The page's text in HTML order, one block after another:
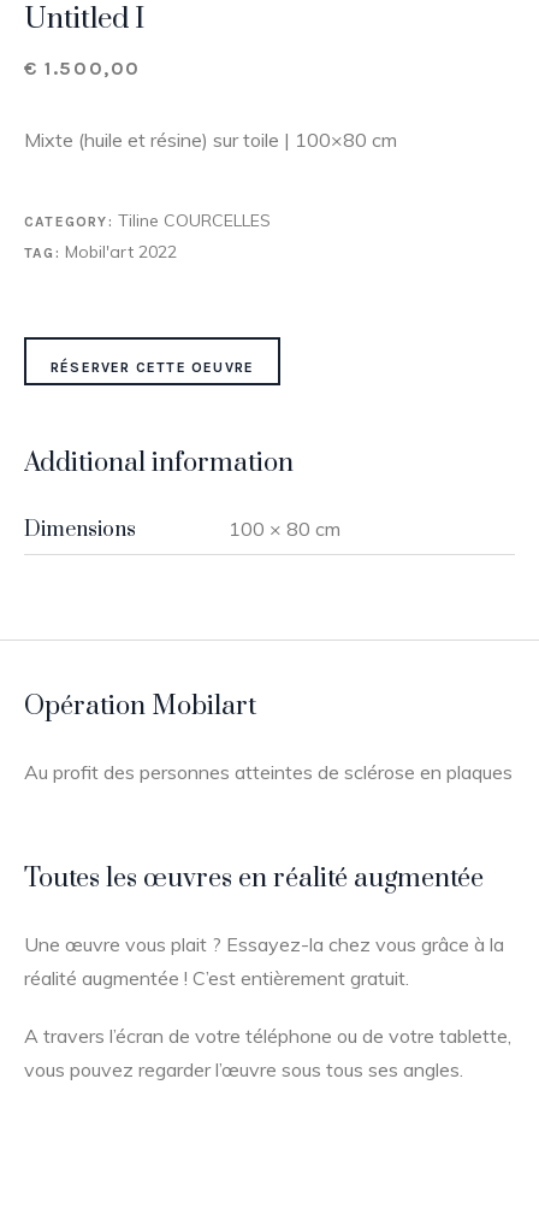
Untitled I
€ 1.500,00
Mixte (huile et résine) sur toile | 100×80 cm
CATEGORY: Tiline COURCELLES
TAG: Mobil'art 2022
RÉSERVER CETTE OEUVRE
Additional information
Dimensions 100 × 80 cm
Opération Mobilart
Au profit des personnes atteintes de sclérose en plaques
Toutes les œuvres en réalité augmentée
Une œuvre vous plait ? Essayez-la chez vous grâce à la
réalité augmentée ! C’est entièrement gratuit.
A travers l’écran de votre téléphone ou de votre tablette,
vous pouvez regarder l’œuvre sous tous ses angles.